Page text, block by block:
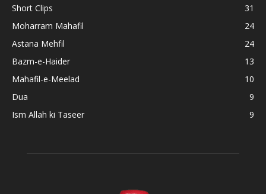
Short Clips
31
Moharram Mahafil
24
Astana Mehfil
24
Bazm-e-Haider
13
Mahafil-e-Meelad
10
Dua
9
Ism Allah ki Taseer
9